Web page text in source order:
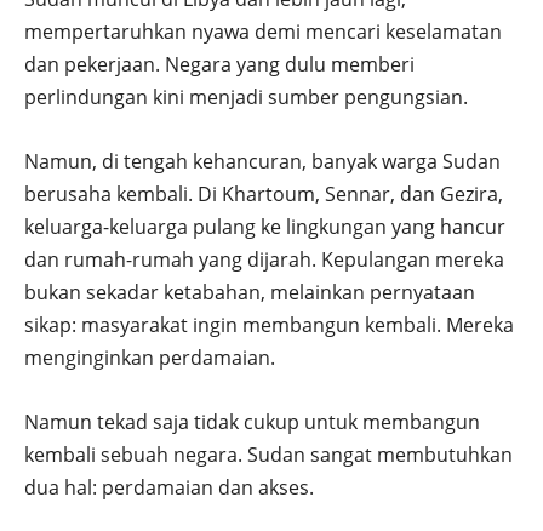
mempertaruhkan nyawa demi mencari keselamatan
dan pekerjaan. Negara yang dulu memberi
perlindungan kini menjadi sumber pengungsian.
Namun, di tengah kehancuran, banyak warga Sudan
berusaha kembali. Di Khartoum, Sennar, dan Gezira,
keluarga-keluarga pulang ke lingkungan yang hancur
dan rumah-rumah yang dijarah. Kepulangan mereka
bukan sekadar ketabahan, melainkan pernyataan
sikap: masyarakat ingin membangun kembali. Mereka
menginginkan perdamaian.
Namun tekad saja tidak cukup untuk membangun
kembali sebuah negara. Sudan sangat membutuhkan
dua hal: perdamaian dan akses.